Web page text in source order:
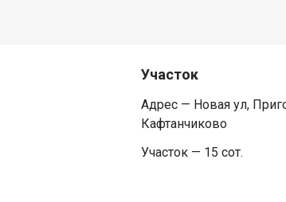
Участок
Адрес — Новая ул,
Кафтанчиково
Участок — 15 сот.